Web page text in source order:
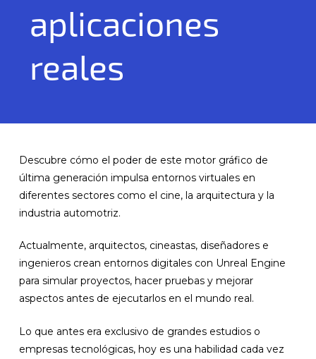
aplicaciones
reales
Descubre cómo el poder de este motor gráfico de
última generación impulsa entornos virtuales en
diferentes sectores como el cine, la arquitectura y la
industria automotriz.
Actualmente, arquitectos, cineastas, diseñadores e
ingenieros crean entornos digitales con Unreal Engine
para simular proyectos, hacer pruebas y mejorar
aspectos antes de ejecutarlos en el mundo real.
Lo que antes era exclusivo de grandes estudios o
empresas tecnológicas, hoy es una habilidad cada vez